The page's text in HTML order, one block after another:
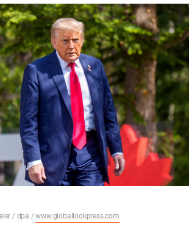
/ dpa /www.globallookpress.com